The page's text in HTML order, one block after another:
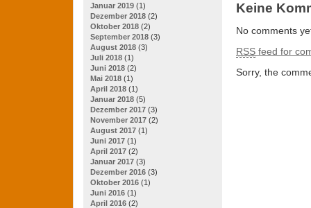
Januar 2019 (1)
Dezember 2018 (2)
Oktober 2018 (2)
September 2018 (3)
August 2018 (3)
Juli 2018 (1)
Juni 2018 (2)
Mai 2018 (1)
April 2018 (1)
Januar 2018 (5)
Dezember 2017 (3)
November 2017 (2)
August 2017 (1)
Juni 2017 (1)
April 2017 (2)
Januar 2017 (3)
Dezember 2016 (3)
Oktober 2016 (1)
Juni 2016 (1)
April 2016 (2)
Keine
No comments
RSS feed for
Sorry, the